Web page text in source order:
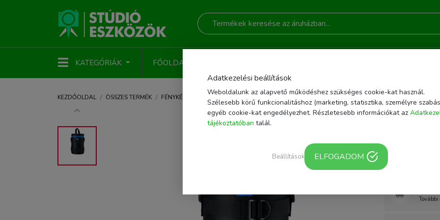
KATEGÓRIÁK FŐOLDAL
KEZDŐOLDAL ÖSSZES TERMÉK FÉNYKÉPEZŐ KIEGÉSZÍTŐK FÉNYKÉPEZŐ TÁSKA, HÁTIZSÁK JJC DLP-5II OBJEKTÍV TOK 113 X
Cikkszám: DLP-5II |
JJC
215mm
További
Adatkezelési beállítások
Weboldalunk az alapvető működéshez szükséges cookie-kat használ.
Szélesebb körű funkcionalitáshoz (marketing, statisztika, személyre
egyéb cookie-kat engedélyezhet. Részletesebb információkat az
tájékoztatóban talál.
Beállítások ELFOGADOM